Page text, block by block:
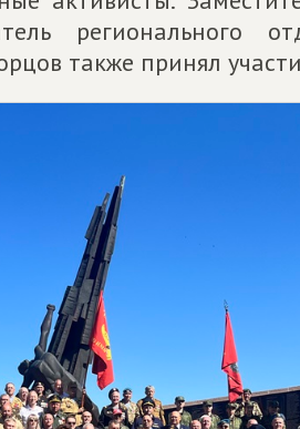
регионального
также принял